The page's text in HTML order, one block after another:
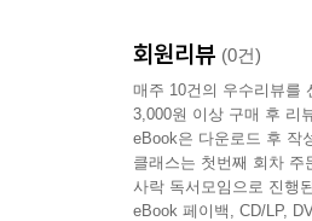
회원리뷰 (0건)
매주 10건의 우수리뷰를
3,000원 이상 구매 후 리
eBook은 다운로드 후 작
클래스는 첫번째 회차
사락 독서모임으로 진행
eBook 페이백, CD/LP,